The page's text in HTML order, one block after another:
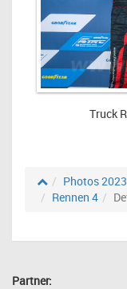
Truck
Photos 2023
Rennen 4
Partner: